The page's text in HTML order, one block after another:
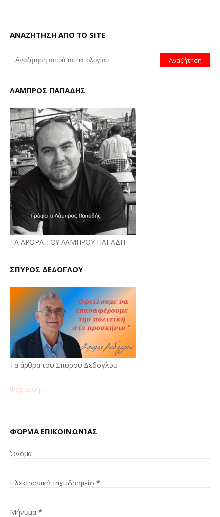
ΑΝΑΖΗΤΗΣΗ ΑΠΟ ΤΟ SITE
ΛΑΜΠΡΟΣ ΠΑΠΑΔΗΣ
ΤΑ ΑΡΘΡΑ ΤΟΥ ΛΑΜΠΡΟΥ ΠΑΠΑΔΗ
ΣΠΥΡΟΣ ΔΕΔΟΓΛΟΥ
Τα άρθρα του Σπύρου Δέδογλου
Φόρτωση...
ΦΌΡΜΑ ΕΠΙΚΟΙΝΩΝΊΑΣ
Όνομα
Ηλεκτρονικό ταχυδρομείο *
Μήνυμα *